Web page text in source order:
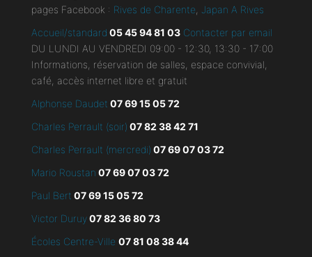
pages Facebook : Rives de Charente Japan A Rives
Accueil/standard 05 45 94 81 03 Contacter par email
DU LUNDI AU VENDREDI 09:00 - 12:30, 13:30 - 17:00
Informations, réservation de salles, espace convivial,
café, accès internet libre et gratuit
Alphonse Daudet 07 69 15 05 72
Charles Perrault (soir) 07 82 38 42 71
Charles Perrault (mercredi) 07 69 07 03 72
Mario Roustan 07 69 07 03 72
Paul Bert 07 69 15 05 72
Victor Duruy07 82 36 80 73
Écoles Centre-Ville 07 81 08 38 44